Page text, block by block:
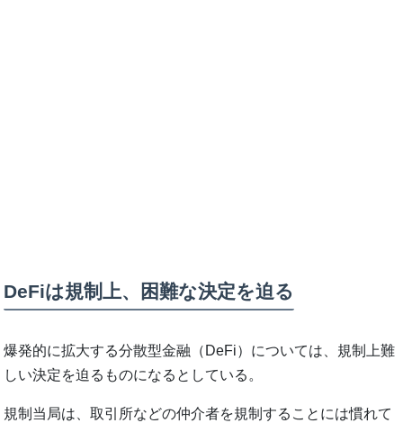
DeFiは規制上、困難な決定を迫る
爆発的に拡大する分散型金融（DeFi）については、規制上難
しい決定を迫るものになるとしている。
規制当局は、取引所などの仲介者を規制することには慣れて